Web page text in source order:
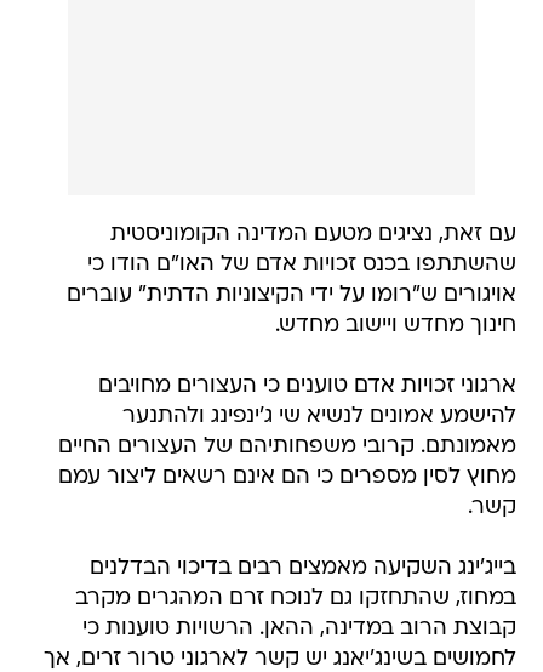
עם זאת, נציגים מטעם המדינה הקומוניסטית
שהשתתפו בכנס זכויות אדם של האו"ם הודו כי
אויגורים ש"רומו על ידי הקיצוניות הדתית" עוברים
חינוך מחדש ויישוב מחדש.
ארגוני זכויות אדם טוענים כי העצורים מחויבים
להישמע אמונים לנשיא שי ג'ינפינג ולהתנער
מאמונתם. קרובי משפחותיהם של העצורים החיים
מחוץ לסין מספרים כי הם אינם רשאים ליצור עמם
קשר.
בייג'ינג השקיעה מאמצים רבים בדיכוי הבדלנים
במחוז, שהתחזקו גם לנוכח זרם המהגרים מקרב
קבוצת הרוב במדינה, ההאן. הרשויות טוענות כי
לחמושים בשינג'יאנג יש קשר לארגוני טרור זרים, אך